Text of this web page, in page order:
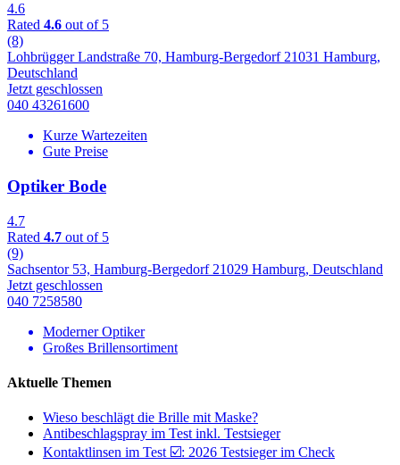
4.6
Rated 4.6 out of 5
(8)
Lohbrügger Landstraße 70, Hamburg-Bergedorf 21031 Hamburg,
Deutschland
Jetzt geschlossen
040 43261600
Kurze Wartezeiten
Gute Preise
Optiker Bode
4.7
Rated 4.7 out of 5
(9)
Sachsentor 53, Hamburg-Bergedorf 21029 Hamburg, Deutschland
Jetzt geschlossen
040 7258580
Moderner Optiker
Großes Brillensortiment
Aktuelle Themen
Wieso beschlägt die Brille mit Maske?
Antibeschlagspray im Test inkl. Testsieger
Kontaktlinsen im Test ☑️: 2026 Testsieger im Check